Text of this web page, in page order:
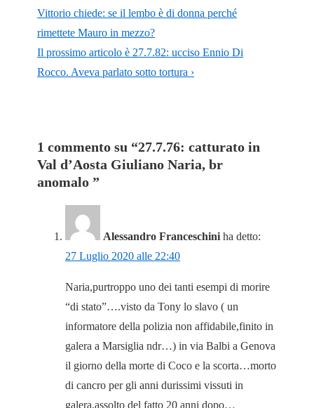
Vittorio chiede: se il lembo è di donna perché
rimettete Mauro in mezzo?
Il prossimo articolo è 27.7.82: ucciso Ennio Di
Rocco. Aveva parlato sotto tortura ›
1 commento su “27.7.76: catturato in
Val d’Aosta Giuliano Naria, br
anomalo ”
Alessandro Franceschini ha detto:
27 Luglio 2020 alle 22:40
Naria,purtroppo uno dei tanti esempi di morire
“di stato”….visto da Tony lo slavo ( un
informatore della polizia non affidabile,finito in
galera a Marsiglia ndr…) in via Balbi a Genova
il giorno della morte di Coco e la scorta…morto
di cancro per gli anni durissimi vissuti in
galera,assolto del fatto 20 anni dopo…